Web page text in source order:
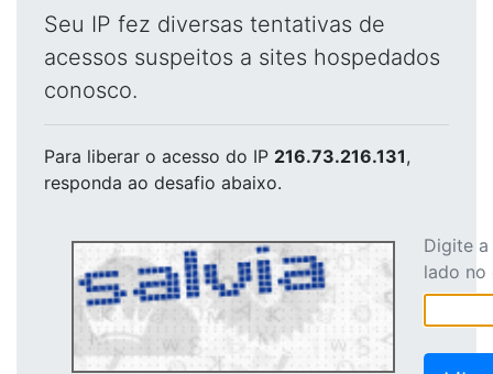
Seu IP fez diversas tentativas de
acessos suspeitos a sites hospedados
conosco.
Para liberar o acesso do IP 216.73.216.131,
responda ao desafio abaixo.
Digite
lado no